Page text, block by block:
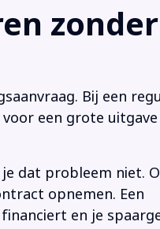
zonder
Bij een
een grote
dat probleem niet.
opnemen. Een
en je